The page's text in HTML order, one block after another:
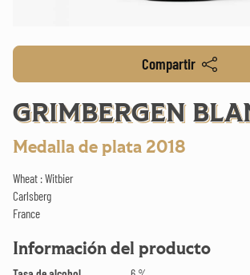
Compartir
GRIMBERGEN
Medalla de plata 2018
Wheat : Witbier
Carlsberg
France
Información del producto